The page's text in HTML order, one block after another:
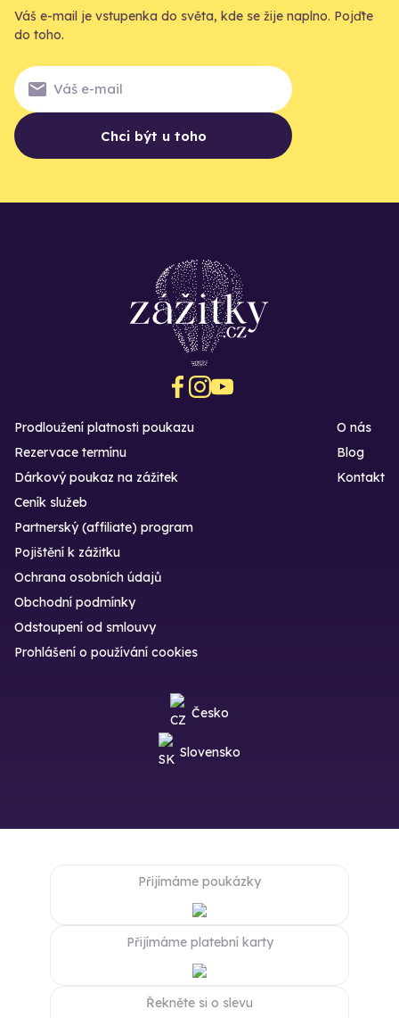
Váš e-mail je vstupenka do světa, kde se žije naplno. Pojďte
do toho.
Chci být u toho
Prodloužení platnosti poukazu
Rezervace termínu
Dárkový poukaz na zážitek
O nás
Blog
Kontakt
Ceník služeb
Partnerský (affiliate) program
Pojištění k zážitku
Ochrana osobních údajů
Obchodní podmínky
Odstoupení od smlouvy
Prohlášení o používání cookies
Česko
Slovensko
Přijímáme poukázky
Přijímáme platební karty
Řekněte si o slevu